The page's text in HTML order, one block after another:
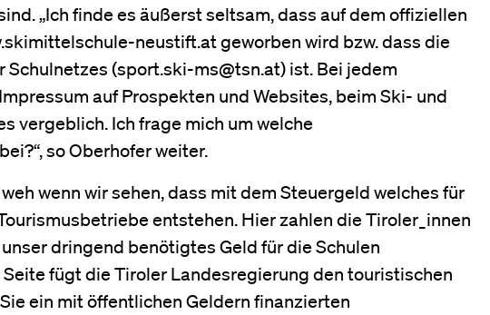
„Ich finde es äußerst seltsam, dass auf dem offiziellen
neustift.at geworben wird bzw. dass die
(sport.ski-ms@tsn.at) ist. Bei jedem
auf Prospekten und Websites, beim Ski- und
vergeblich. Ich frage mich um welche
so Oberhofer weiter.
wenn wir sehen, dass mit dem Steuergeld welches für
entstehen. Hier zahlen die Tiroler_innen
dringend benötigtes Geld für die Schulen
fügt die Tiroler Landesregierung den touristischen
ein mit öffentlichen Geldern finanzierten